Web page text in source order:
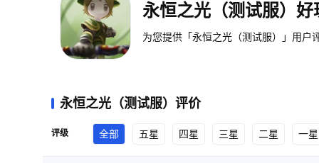
永恒之光（测试服）好
为您提供「永恒之光（测试服）」用户
永恒之光（测试服）评价
评级 全部 五星 四星 三星 二星 一星